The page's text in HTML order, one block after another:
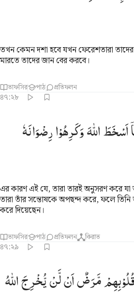
তখন কেমন দশা হবে যখন ফেরেশতারা
মারতে তাদের জান বের করবে।
তাফসির পাঠ প্রতিফলন
৪৭:২৮
وكرهوا رضوانه فاحبط اعمالهم ٢٨
وَكَرِهُوا۟ رِضْوَٰنَهُۥ فَأَحْبَطَ أَعْمَـٰلَهُمْ ٢٨
اَسْخَطَاللّٰهَوَكَرِهُوْارِضْوَانَهٗ
এর কারণ এই যে, তারা তারই অনুসরণ করে
তারা তাঁর সন্তোষকে অপছন্দ করে, ফলে তিনি
করে দিয়েছেন।
তাফসির পাঠ প্রতিফলন কিরাত
৪৭:২৯
ان لن يخرج الله اضغانهم ٢٩
أَن لَّن يُخْرِجَ ٱللَّهُ أَضْغَـٰنَهُمْ ٢٩
مَّرَضٌاَنْلَّنْیُّخْرِجَاللّٰهُ